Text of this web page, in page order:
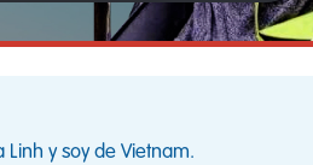
y soy de Vietnam.